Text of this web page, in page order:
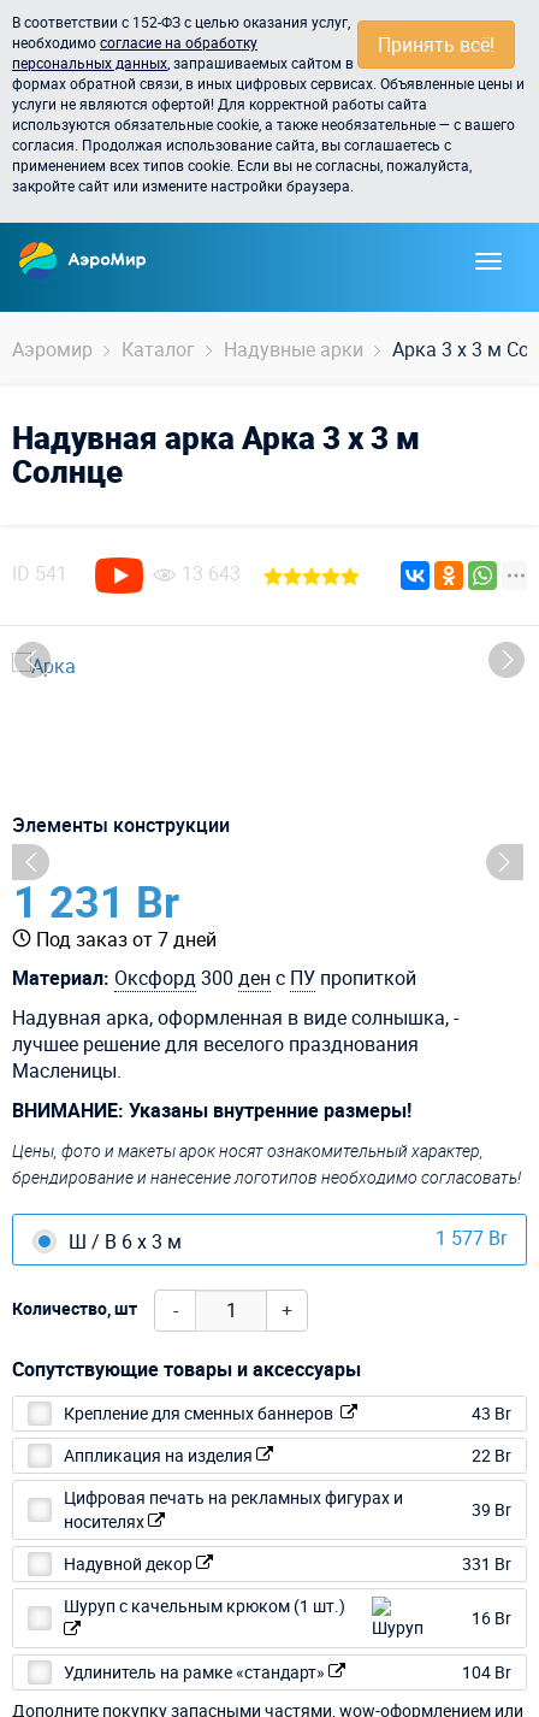
Принять всё!
В соответствии с 152-ФЗ с целью оказания услуг,
необходимосогласие на обработку
персональных данных , запрашиваемых сайтом в
формах обратной связи, в иных цифровых сервисах. Объявленные цены и
услуги не являются офертой! Для корректной работы сайта
используются обязательные cookie, а также необязательные — с вашего
согласия. Продолжая использование сайта, вы соглашаетесь с
применением всех типов cookie. Если вы не согласны, пожалуйста,
закройте сайт или измените настройки браузера.
Аэромир Каталог Надувные арки Арка 3 x 3 м
Надувная арка Арка 3 x 3 м
Солнце
ID 541 13 643
Элементы конструкции
1 231 Br
Под заказ от 7 дней
Материал: Оксфорд300 ден с ПУ пропиткой
Надувная арка, оформленная в виде солнышка, -
лучшее решение для веселого празднования
Масленицы.
ВНИМАНИЕ: Указаны внутренние размеры!
Цены, фото и макеты арок носят ознакомительный характер,
брендирование и нанесение логотипов необходимо согласовать!
Ш / В 6 х 3 м 1 577 Br
Количество, шт - +
Сопутствующие товары и аксессуары
Крепление для сменных баннеров
43 Br
Аппликация на изделия
22 Br
Цифровая печать на рекламных фигурах и
носителях
39 Br
Надувной декор
331 Br
Шуруп с качельным крюком (1 шт.)
16 Br
Удлинитель на рамке «стандарт»
104 Br
Дополните покупку запасными частями, wow-оформлением или